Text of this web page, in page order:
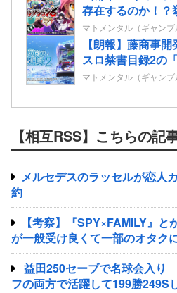
存在するのか！？
も…
マトメンタル（ギャンブ
【朗報】藤商事
スロ禁書目録2の
楽曲（telepath/
マトメンタル（ギャンブ
【相互RSS】こちらの記
メルセデスのラッセルが恋人
約
【考察】『SPY×FAMILY』と
が一般受け良くて一部のオタク
益田250セーブで名球会入
フの両方で活躍して199勝249S